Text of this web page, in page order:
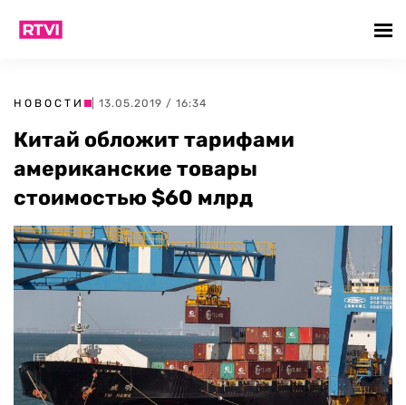
НОВОСТИ | 13.05.2019 / 16:34
Китай обложит тарифами
американские товары
стоимостью $60 млрд